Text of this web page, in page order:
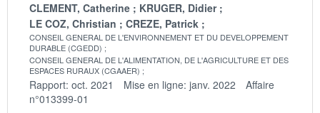
CLEMENT, Catherine
KRUGER, Didier
LE COZ, Christian
CREZE, Patrick
CONSEIL GENERAL DE L'ENVIRONNEMENT ET DU DEVELOPPEMENT
DURABLE (CGEDD)
CONSEIL GENERAL DE L'ALIMENTATION, DE L'AGRICULTURE ET DES
ESPACES RURAUX (CGAAER)
Rapport: oct. 2021 Mise en ligne: janv. 2022
Affaire
n°013399-01